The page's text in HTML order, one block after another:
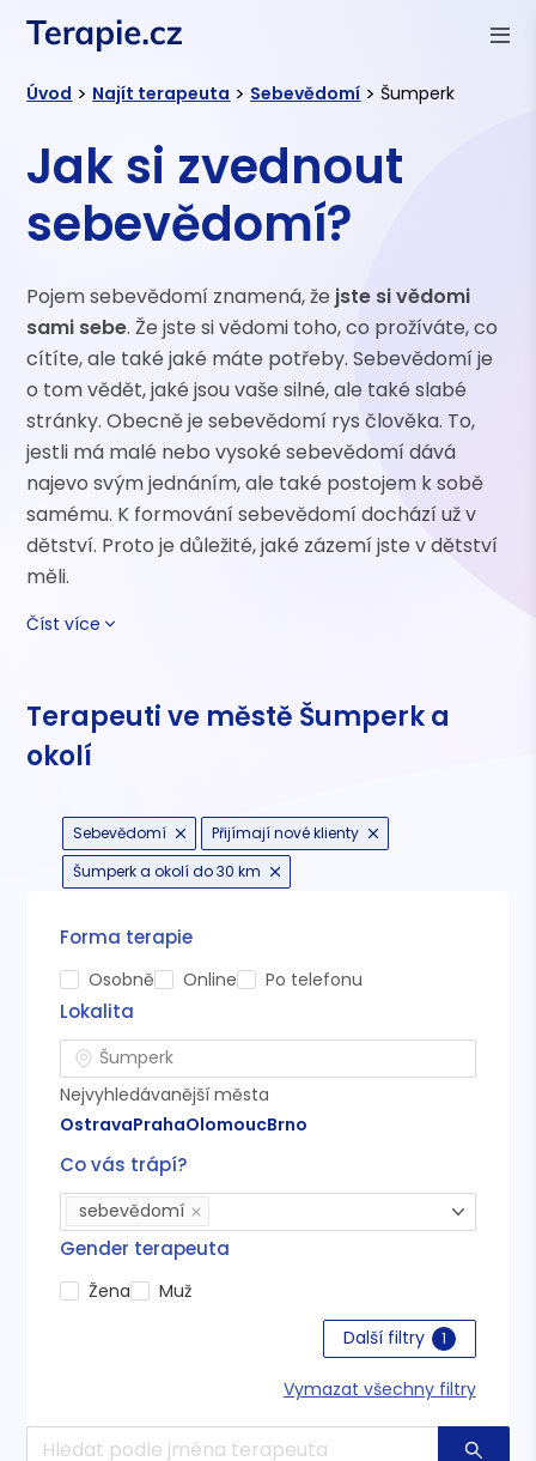
Úvod > Najít terapeuta > Sebevědomí > Šumperk
Jak si zvednout
sebevědomí?
Pojem sebevědomí znamená, že jste si vědomi
sami sebe. Že jste si vědomi toho, co prožíváte, co
cítíte, ale také jaké máte potřeby. Sebevědomí je
o tom vědět, jaké jsou vaše silné, ale také slabé
stránky. Obecně je sebevědomí rys člověka. To,
jestli má malé nebo vysoké sebevědomí dává
najevo svým jednáním, ale také postojem k sobě
samému. K formování sebevědomí dochází už v
dětství. Proto je důležité, jaké zázemí jste v dětství
měli.
Číst více
Terapeuti ve městě Šumperk a
okolí
Forma terapie
Osobně Online Po telefonu
Lokalita
Nejvyhledávanější města
OstravaPrahaOlomoucBrno
Co vás trápí?
sebevědomí
Gender terapeuta
Žena
Muž
Další filtry
1
Vymazat všechny filtry
Sebevědomí
Přijímají nové klienty
Šumperk a okolí do 30 km